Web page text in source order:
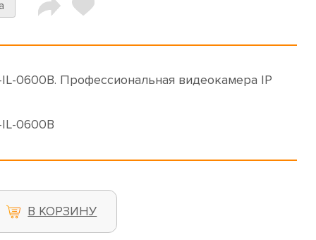
0600B. Профессиональная видеокамера IP
0600B
В КОРЗИНУ